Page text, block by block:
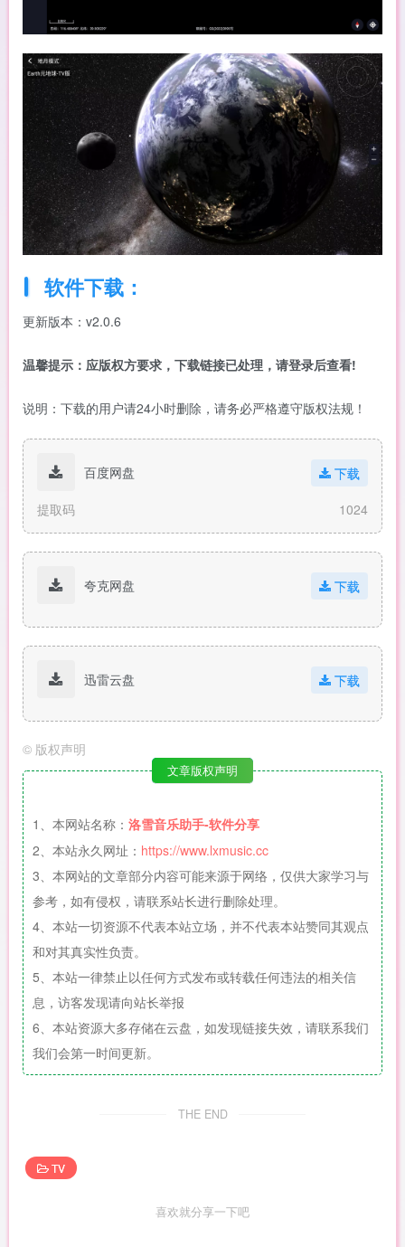
软件下载：
更新版本：v2.0.6
温馨提示：应版权方要求，下载链接已处理，请登录后查看!
说明：下载的用户请24小时删除，请务必严格遵守版权法规！
百度网盘 下载
提取码 1024
夸克网盘 下载
迅雷云盘 下载
© 版权声明
文章版权声明
1、本网站名称： 洛雪音乐助手-软件分享
2、本站永久网址： https://www.lxmusic.cc
3、本网站的文章部分内容可能来源于网络，仅供大家学习与
参考，如有侵权，请联系站长进行删除处理。
4、本站一切资源不代表本站立场，并不代表本站赞同其观点
和对其真实性负责。
5、本站一律禁止以任何方式发布或转载任何违法的相关信
息，访客发现请向站长举报
6、本站资源大多存储在云盘，如发现链接失效，请联系我们
我们会第一时间更新。
THE END
TV
喜欢就分享一下吧